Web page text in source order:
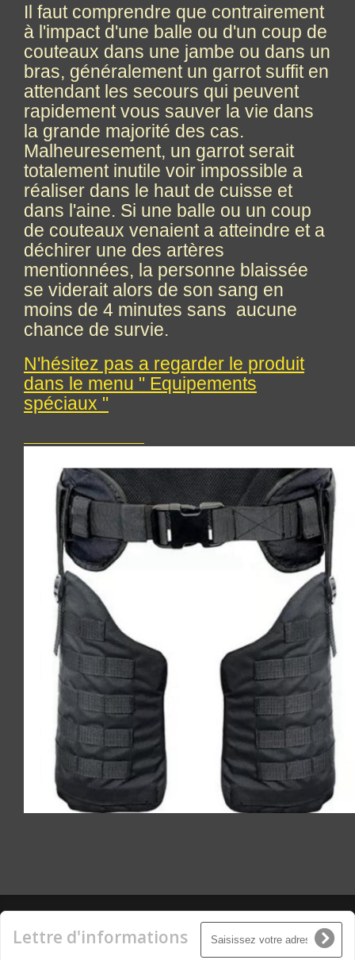
Il faut comprendre que contrairement
à l'impact d'une balle ou d'un coup de
couteaux dans une jambe ou dans un
bras, généralement un garrot suffit en
attendant les secours qui peuvent
rapidement vous sauver la vie dans
la grande majorité des cas.
Malheuresement, un garrot serait
totalement inutile voir impossible a
réaliser dans le haut de cuisse et
dans l'aine. Si une balle ou un coup
de couteaux venaient a atteindre et a
déchirer une des artères
mentionnées, la personne blaissée
se viderait alors de son sang en
moins de 4 minutes sans aucune
chance de survie.
N'hésitez pas a regarder le produit
dans le menu " Equipements
spéciaux "
Lettre d'informations